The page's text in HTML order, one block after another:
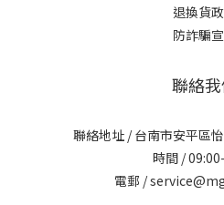
退換貨
防詐騙
聯絡
聯絡地址 / 台南市安平區
時間 /
電郵 /